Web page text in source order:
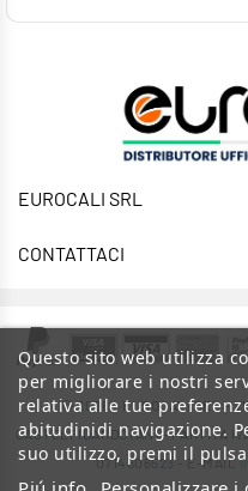
EUROCALI SRL
CONTATTACI
Questo sito web utilizza
per migliorare i nostri
relativa alle tue
abitudinidi navigazione.
suo utilizzo, premi il
© 2026 - EUROCALI SRL -
CASTELFIDARDO (AN) - PARTITA
0714606523 - E-MAIL